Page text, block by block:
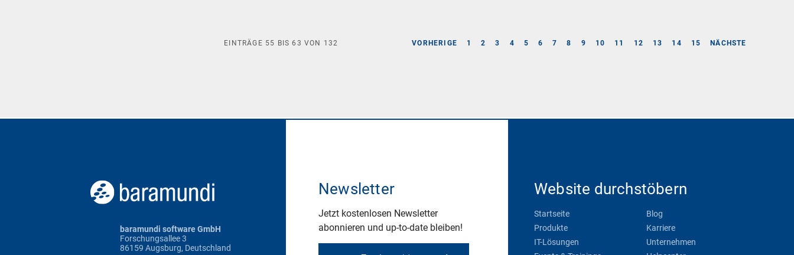
VORHERIGE 1 2 3 4 5 6 7 8 9 10 11 12 13 14 15 NÄCHSTE
EINTRÄGE 55 BIS63 VON 132
baramundi software GmbH
Forschungsallee 3
86159 Augsburg, Deutschland
Newsletter
Jetzt kostenlosen Newsletter
abonnieren und up-to-date bleiben!
Website durchstöbern
Startseite
Produkte
IT-Lösungen
Blog
Karriere
Unternehmen